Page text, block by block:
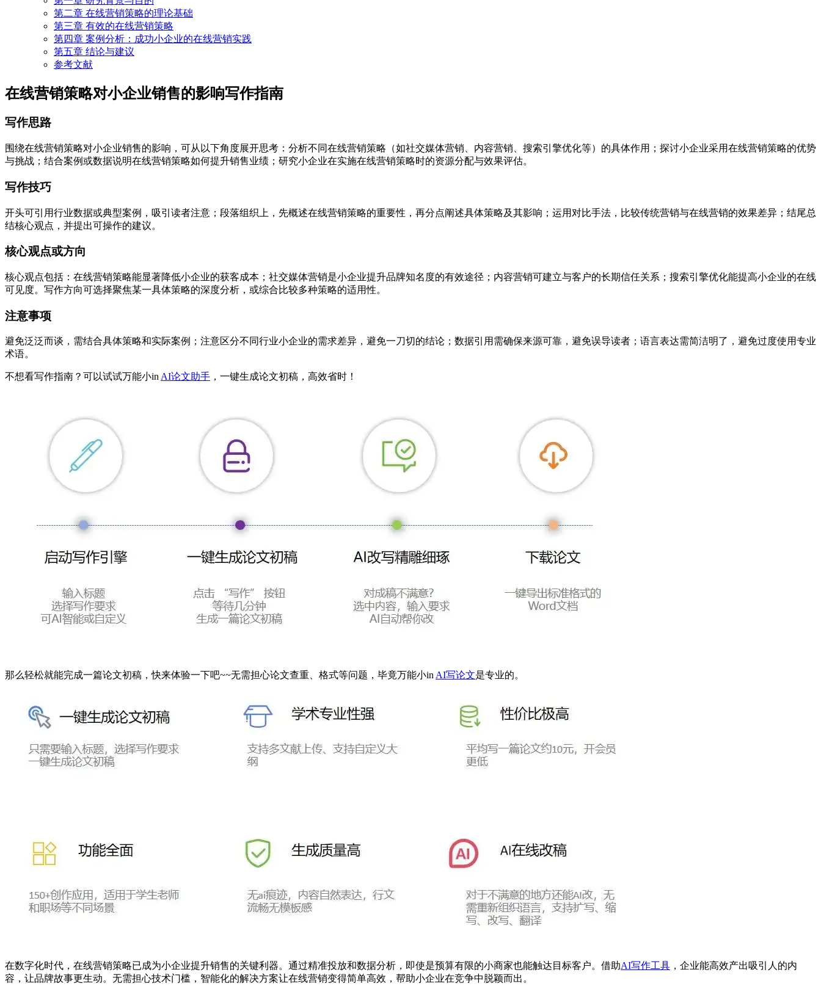
第二章 在线营销策略的理论基础
第三章 有效的在线营销策略
第四章 案例分析：成功小企业的在线营销实践
第五章 结论与建议
参考文献
在线营销策略对小企业销售的影响写作指南
写作思路
围绕在线营销策略对小企业销售的影响，可从以下角度展开思考：分析不同在线营销策略（如社交媒体营销、内容营销、搜索引擎优化等）的具体作用；探讨小企业采用在线营销策略的优势
与挑战；结合案例或数据说明在线营销策略如何提升销售业绩；研究小企业在实施在线营销策略时的资源分配与效果评估。
写作技巧
开头可引用行业数据或典型案例，吸引读者注意；段落组织上，先概述在线营销策略的重要性，再分点阐述具体策略及其影响；运用对比手法，比较传统营销与在线营销的效果差异；结尾总
结核心观点，并提出可操作的建议。
核心观点或方向
核心观点包括：在线营销策略能显著降低小企业的获客成本；社交媒体营销是小企业提升品牌知名度的有效途径；内容营销可建立与客户的长期信任关系；搜索引擎优化能提高小企业的在线
可见度。写作方向可选择聚焦某一具体策略的深度分析，或综合比较多种策略的适用性。
注意事项
避免泛泛而谈，需结合具体策略和实际案例；注意区分不同行业小企业的需求差异，避免一刀切的结论；数据引用需确保来源可靠，避免误导读者；语言表达需简洁明了，避免过度使用专业
术语。
不想看写作指南？可以试试万能小inAI论文助手 ，一键生成论文初稿，高效省时！
那么轻松就能完成一篇论文初稿，快来体验一下吧~~无需担心论文查重、格式等问题，毕竟万能小inAI写论文是专业的。
在数字化时代，在线营销策略已成为小企业提升销售的关键利器。通过精准投放和数据分析，即使是预算有限的小商家也能触达目标客户。借助AI写作工具 ，企业能高效产出吸引人的内
容，让品牌故事更生动。无需担心技术门槛，智能化的解决方案让在线营销变得简单高效，帮助小企业在竞争中脱颖而出。